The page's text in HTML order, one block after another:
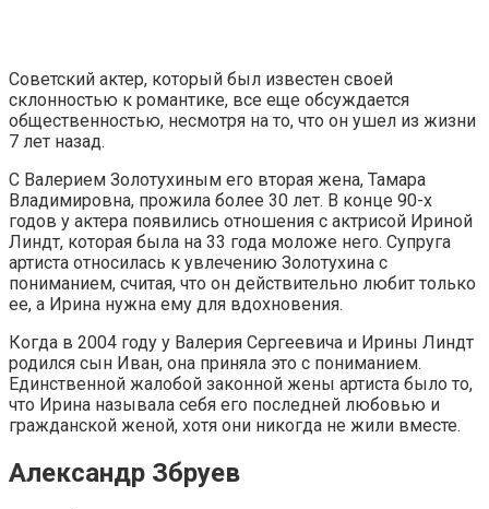
Советский актер, который был известен своей
склонностью к романтике, все еще обсуждается
общественностью, несмотря на то, что он ушел из жизни
7 лет назад.
С Валерием Золотухиным его вторая жена, Тамара
Владимировна, прожила более 30 лет. В конце 90-х
годов у актера появились отношения с актрисой Ириной
Линдт, которая была на 33 года моложе него. Супруга
артиста относилась к увлечению Золотухина с
пониманием, считая, что он действительно любит только
ее, а Ирина нужна ему для вдохновения.
Когда в 2004 году у Валерия Сергеевича и Ирины Линдт
родился сын Иван, она приняла это с пониманием.
Единственной жалобой законной жены артиста было то,
что Ирина называла себя его последней любовью и
гражданской женой, хотя они никогда не жили вместе.
Александр Збруев